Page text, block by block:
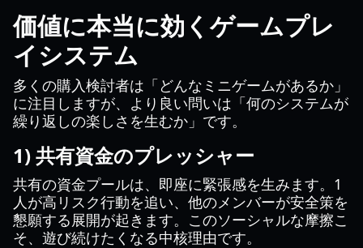
価値に本当に効くゲームプレ
イシステム
多くの購入検討者は「どんなミニゲームがあるか」
に注目しますが、より良い問いは「何のシステムが
繰り返しの楽しさを生むか」です。
1) 共有資金のプレッシャー
共有の資金プールは、即座に緊張感を生みます。1
人が高リスク行動を追い、他のメンバーが安全策を
懇願する展開が起きます。このソーシャルな摩擦こ
そ、遊び続けたくなる中核理由です。